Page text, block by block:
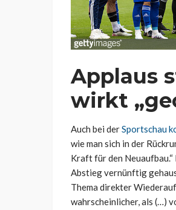
Applaus
wirkt
Auch bei derSportschau
wie man sich in der
Kraft für den
Abstieg vernünftig
Thema direkter
wahrscheinlicher, als (…)